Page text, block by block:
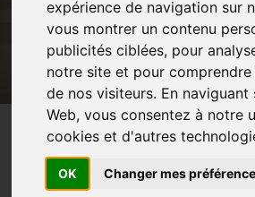
expérience de navigation sur
vous montrer un contenu
publicités ciblées, pour
notre site et pour
de nos visiteurs. En
Web, vous consentez à notre
cookies et d'autres
OK Changer mes
PRESENTATIE